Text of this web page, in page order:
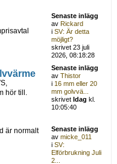
Senaste inlägg
avRickard
iSV: Är detta
möjligt?
skrivet 23 juli
2026, 08:18:28
hör till.
Senaste inlägg
avThistor
i 16 mm eller 20
mm golvvä...
skrivetIdag kl.
10:05:40
är normalt
Senaste inlägg
avmicke_011
iSV:
Elförbrukning Juli
2...